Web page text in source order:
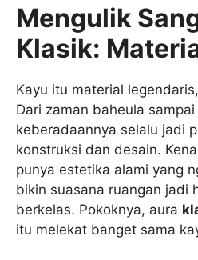
Mengulik
Klasik:
Kayu itu material
Dari zaman baheula
keberadaannya selalu jadi
konstruksi dan desain.
punya estetika alami yang
bikin suasana ruangan jadi
berkelas. Pokoknya, aura
itu melekat banget sama